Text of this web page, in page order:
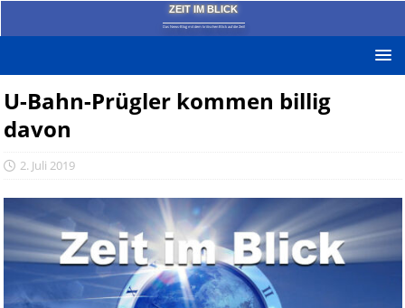
ZEIT IM BLICK
Das News-Blog mit dem kritischen Blick auf die Zeit!
U-Bahn-Prügler kommen billig
davon
2. Juli 2019